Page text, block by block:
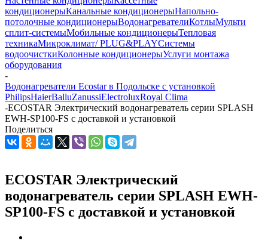
кондиционерыКанальные кондиционерыНапольно-
потолочные кондиционерыВодонагревателиКотлыМульти
сплит-системыМобильные кондиционерыТепловая
техникаМикроклимат/ PLUG&PLAYСистемы
водоочисткиКолонные кондиционерыУслуги монтажа
оборудования
-
Водонагреватели Ecostar в Подольске с установкой
PhilipsHaierBalluZanussiElectroluxRoyal Clima
-ECOSTAR Электрический водонагреватель серии SPLASH
EWH-SP100-FS с доставкой и установкой
Поделиться
ECOSTAR Электрический
водонагреватель серии SPLASH EWH-
SP100-FS с доставкой и установкой